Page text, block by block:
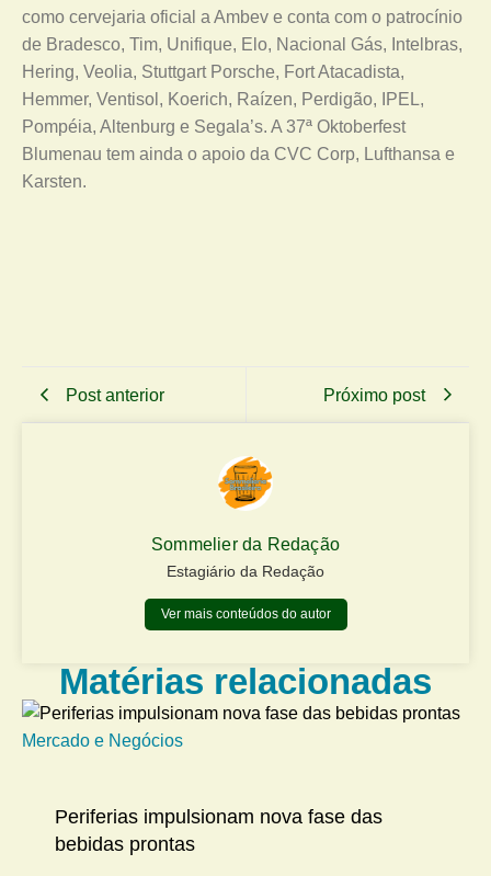
como cervejaria oficial a Ambev e conta com o patrocínio
de Bradesco, Tim, Unifique, Elo, Nacional Gás, Intelbras,
Hering, Veolia, Stuttgart Porsche, Fort Atacadista,
Hemmer, Ventisol, Koerich, Raízen, Perdigão, IPEL,
Pompéia, Altenburg e Segala’s. A 37ª Oktoberfest
Blumenau tem ainda o apoio da CVC Corp, Lufthansa e
Karsten.
Post anterior Próximo post
Sommelier da Redação
Estagiário da Redação
Ver mais conteúdos do autor
Matérias relacionadas
Mercado e Negócios
Periferias impulsionam nova fase das
bebidas prontas